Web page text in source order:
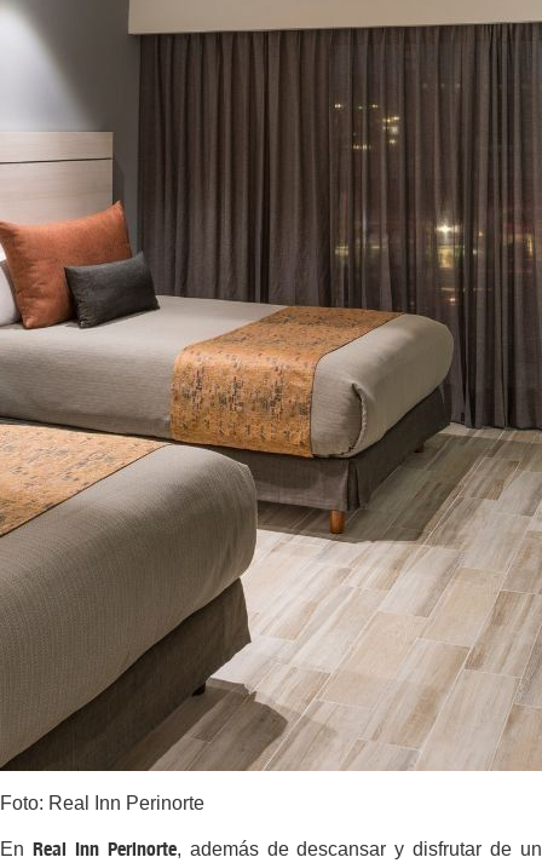
Foto: Real Inn Perinorte
En Real Inn Perinorte, además de descansar y disfrutar de un